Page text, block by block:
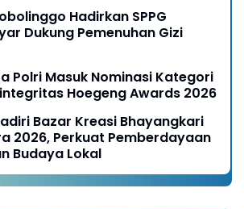
Hadirkan SPPG
Dukung Pemenuhan Gizi
Polri Masuk Nominasi Kategori
Hoegeng Awards 2026
Bazar Kreasi Bhayangkari
2026, Perkuat Pemberdayaan
Budaya Lokal